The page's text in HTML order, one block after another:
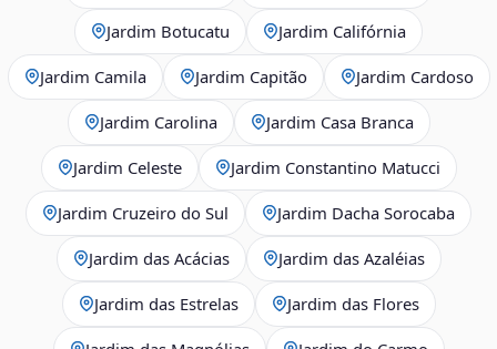
Jardim Botucatu Jardim Califórnia
Jardim Camila Jardim Capitão Jardim Cardoso
Jardim Carolina Jardim Casa Branca
Jardim Celeste Jardim Constantino Matucci
Jardim Cruzeiro do Sul Jardim Dacha Sorocaba
Jardim das Acácias Jardim das Azaléias
Jardim das Estrelas Jardim das Flores